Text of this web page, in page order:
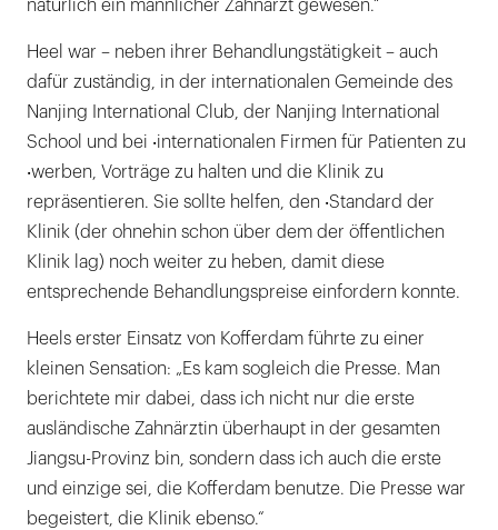
natürlich ein männlicher Zahnarzt gewesen.“
Heel war – neben ihrer Behandlungstätigkeit – auch
dafür zuständig, in der internationalen Gemeinde des
Nanjing International Club, der Nanjing International
School und bei ‧internationalen Firmen für Patienten zu
‧werben, Vorträge zu halten und die Klinik zu
repräsentieren. Sie sollte helfen, den ‧Standard der
Klinik (der ohnehin schon über dem der öffentlichen
Klinik lag) noch weiter zu heben, damit diese
entsprechende Behandlungspreise einfordern konnte.
Heels erster Einsatz von Kofferdam führte zu einer
kleinen Sensation: „Es kam sogleich die Presse. Man
berichtete mir dabei, dass ich nicht nur die erste
ausländische Zahnärztin überhaupt in der gesamten
Jiangsu-Provinz bin, sondern dass ich auch die erste
und einzige sei, die Kofferdam benutze. Die Presse war
begeistert, die Klinik ebenso.“